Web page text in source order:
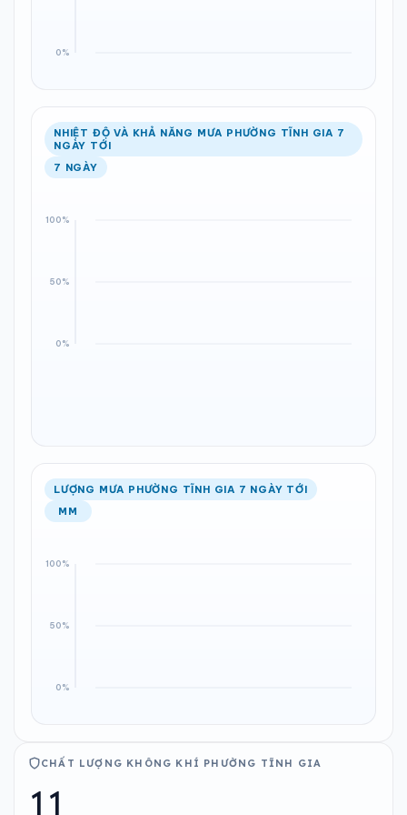
NHIỆT ĐỘ VÀ KHẢ NĂNG MƯA PHƯỜNG TĨNH GIA 7
NGÀY TỚI
7 NGÀY
LƯỢNG MƯA PHƯỜNG TĨNH GIA 7 NGÀY TỚI
MM
CHẤT LƯỢNG KHÔNG KHÍ PHƯỜNG TĨNH GIA